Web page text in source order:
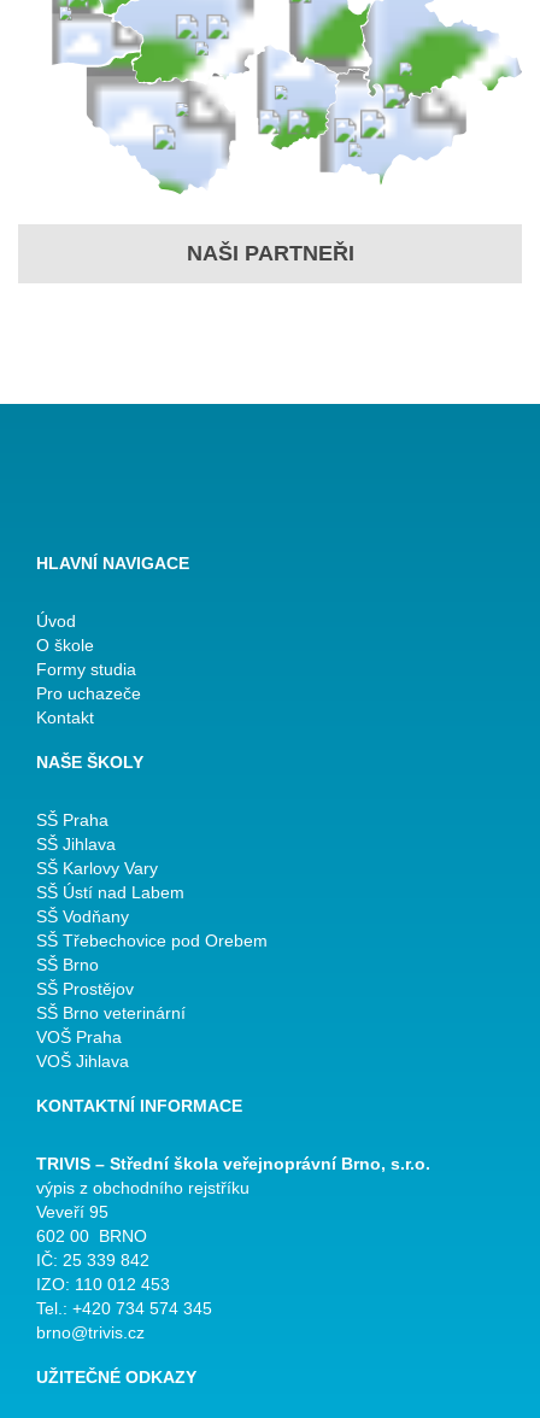
NAŠI PARTNEŘI
HLAVNÍ NAVIGACE
Úvod
O škole
Formy studia
Pro uchazeče
Kontakt
NAŠE ŠKOLY
SŠ Praha
SŠ Jihlava
SŠ Karlovy Vary
SŠ Ústí nad Labem
SŠ Vodňany
SŠ Třebechovice pod Orebem
SŠ Brno
SŠ Prostějov
SŠ Brno veterinární
VOŠ Praha
VOŠ Jihlava
KONTAKTNÍ INFORMACE
TRIVIS – Střední škola veřejnoprávní Brno, s.r.o.
výpis z obchodního rejstříku
Veveří 95
602 00 BRNO
IČ: 25 339 842
IZO: 110 012 453
Tel.: +420 734 574 345
brno@trivis.cz
UŽITEČNÉ ODKAZY